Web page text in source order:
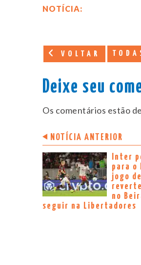
NOTÍCIA:
VOLTAR
Deixe seu
Os comentários estão
NOTÍCIA ANTERIOR
Inter
para o
jogo
no
seguir na Libertadores